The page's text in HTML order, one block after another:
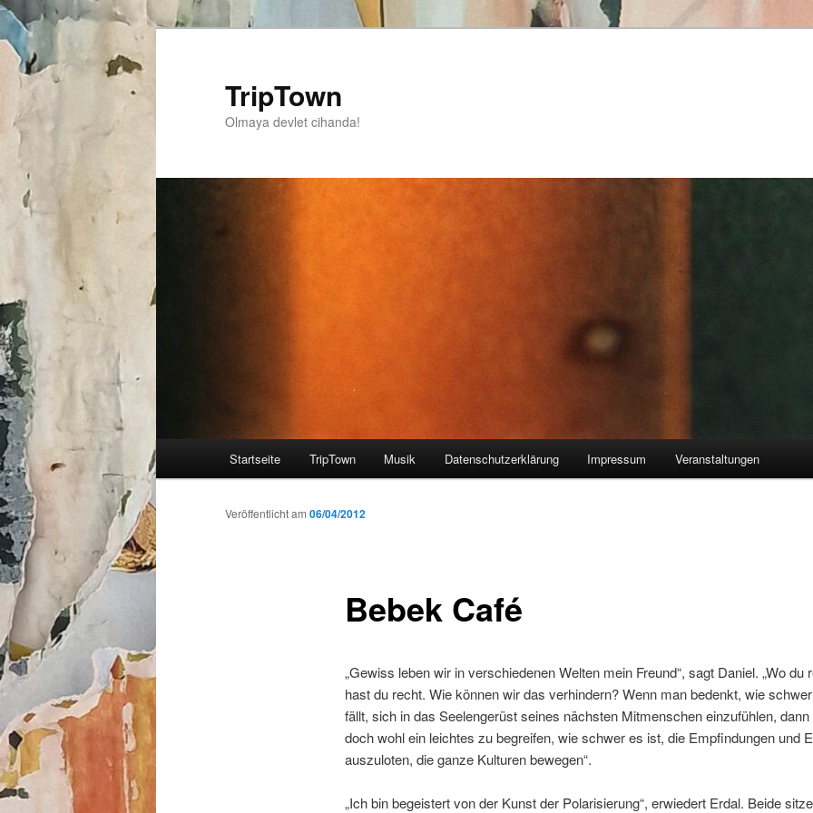
TripTown
Olmaya devlet cihanda!
Zum
Inhalt
Startseite TripTown Musik Datenschutzerklärung Impressum Veranstaltungen
Bebek Café
Veröffentlicht am 06/04/2012
„Gewiss leben wir in verschiedenen Welten mein Freund“, sagt Daniel. „Wo du
hast du recht. Wie können wir das verhindern? Wenn man bedenkt, wie
fällt, sich in das Seelengerüst seines nächsten Mitmenschen einzufühlen, dann
doch wohl ein leichtes zu begreifen, wie schwer es ist, die Empfindungen und
auszuloten, die ganze Kulturen bewegen“.
„Ich bin begeistert von der Kunst der Polarisierung“, erwiedert Erdal. Beide